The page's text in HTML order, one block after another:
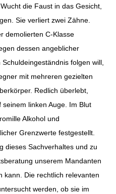
die Faust in das Gesicht,
Sie verliert zwei Zähne.
demolierten C-Klasse
dessen angeblicher
folgen will,
mit mehreren gezielten
Redlich überlebt,
linken Auge. Im Blut
Alkohol und
Grenzwerte festgestellt.
dieses Sachverhaltes und zu
unserem Mandanten
kann. Die rechtlich relevanten
werden, ob sie im